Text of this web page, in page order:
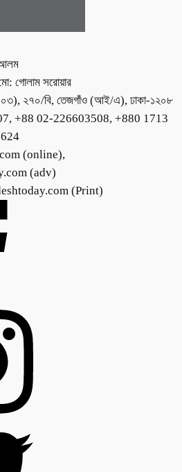
আলম
গোলাম সরোয়ার
২৭০/বি, তেজগাঁও (আই/এ), ঢাকা-১২০৮
+88 02-226603508, +880 1713
(online),
(adv)
(Print)